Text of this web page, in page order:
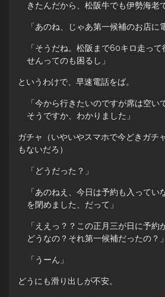
きたんだから、松阪牛でも伊勢海老
「あのね、じゃあ第一候補のお店に
「そうだね。松阪まで60キロ走っ
せんってのも困るし」
というわけで、早速電話をば。
「今から行きたいのですが席は空い
そうですか、わかりました」
ガチャ（いやいやスマホで今どきガチ
もないだろ）
「どうだった？」
「あのねえ、今日は予約も入ってい
を閉めました、だって」
「ええっ？？この正月三が日に予約
どうなの？それ第一候補だったの？」
「うーん」
どうにも滑り出しが不安。